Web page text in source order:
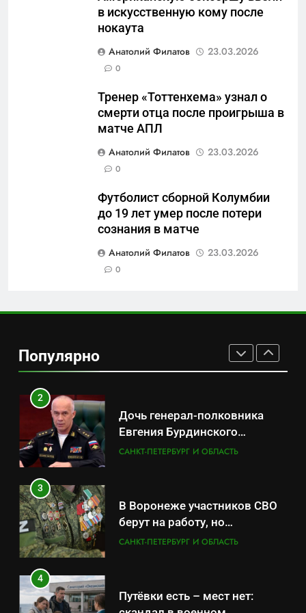
в искусственную кому после
нокаута
Анатолий Филатов
23.03.2026
0
Тренер «Тоттенхема» узнал о
смерти отца после проигрыша в
матче АПЛ
Анатолий Филатов
23.03.2026
0
Футболист сборной Колумбии
до 19 лет умер после потери
сознания в матче
Анатолий Филатов
23.03.2026
0
Популярно
защиты Отечества»
«500-тонный беспилотник»
или очередная показуха? Что
САНКТ-ПЕТЕРБУРГ И ОБЛАСТЬ
провалов и уязвимости
региона
Зачистка неба: Силовой
передел авиаотрасли
САНКТ-ПЕТЕРБУРГ И ОБЛАСТЬ
данные о складах с военной
продукцией: предприятия
обратились в СК
САНКТ-ПЕТЕРБУРГ И ОБЛАСТЬ
2
Дочь генерал-полковника
Евгения Бурдинского
оказывает платные услуги по
САНКТ-ПЕТЕРБУРГ И ОБЛАСТЬ
3
В Воронеже участников СВО
берут на работу, но
удержаться удаётся не всем
САНКТ-ПЕТЕРБУРГ И ОБЛАСТЬ
4
Путёвки есть – мест нет: